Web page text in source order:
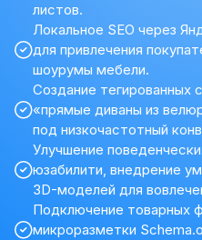
листов.
Локальное SEO через
для привлечения
шоурумы мебели.
Создание тегированных
«прямые диваны из
под низкочастотный
Улучшение
юзабилити, внедрение
3D-моделей для
Подключение товарных
микроразметки